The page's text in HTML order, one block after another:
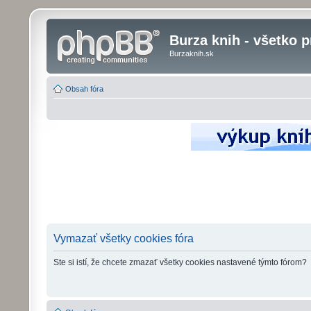
Burza knih - všetko
Burzaknih.sk
Obsah fóra
Vymazať všetky cookies fóra
Ste si istí, že chcete zmazať všetky cookies nastavené týmto fórom?